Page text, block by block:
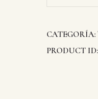
CATEGORÍA:
PRODUCT ID: